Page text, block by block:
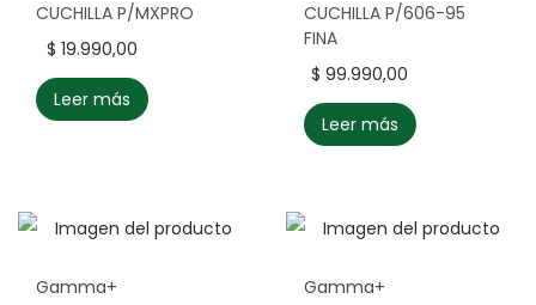
CUCHILLA P/MXPRO
$ 19.990,00
Leer más
CUCHILLA P/606-95
FINA
$ 99.990,00
Leer más
Gamma+
Gamma+